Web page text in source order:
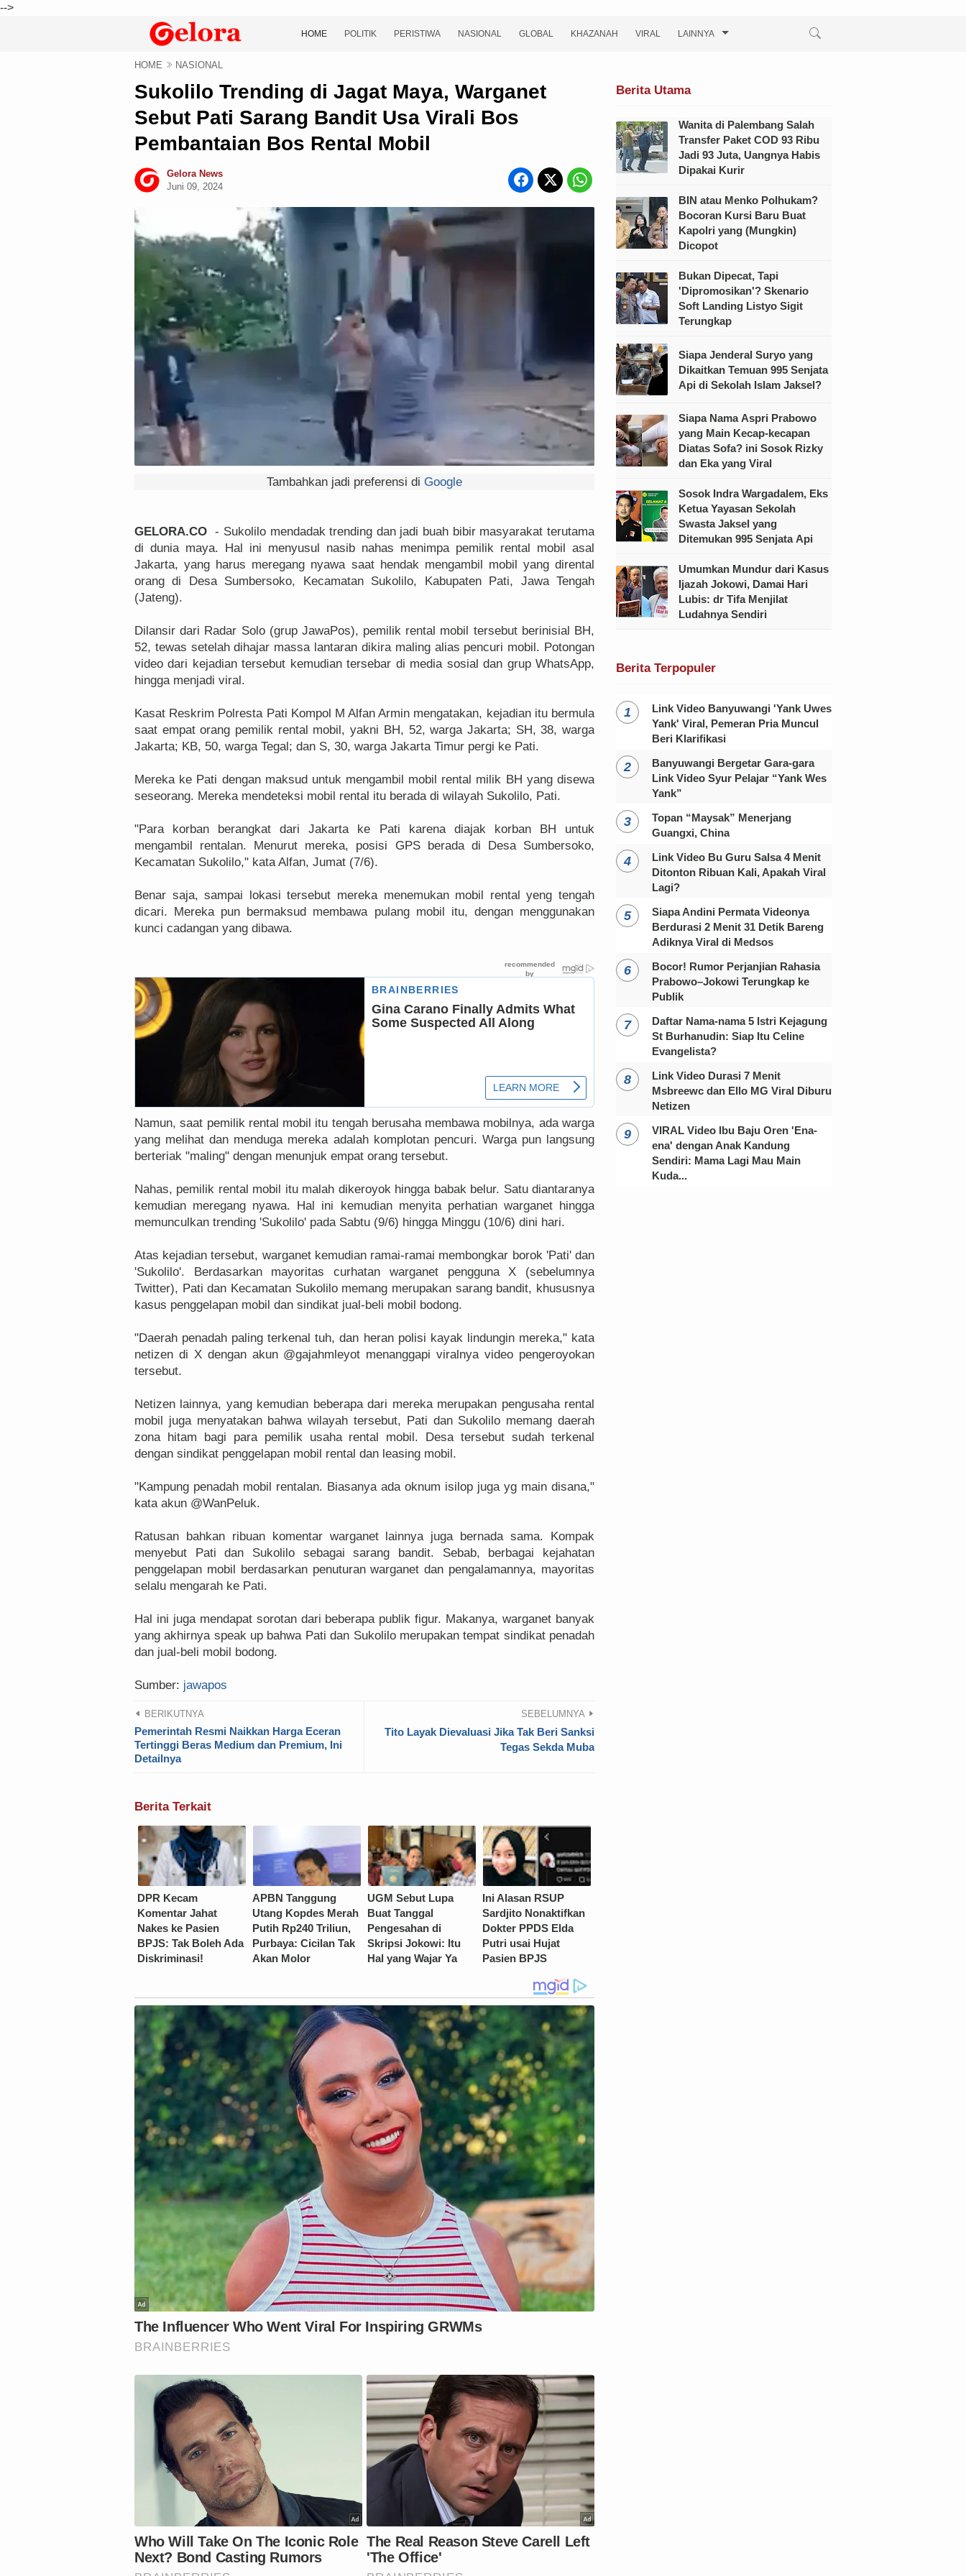
-->
HOME POLITIK PERISTIWA NASIONAL GLOBAL KHAZANAH VIRAL LAINNYA
HOME NASIONAL
Sukolilo Trending di Jagat Maya, Warganet
Sebut Pati Sarang Bandit Usa Virali Bos
Pembantaian Bos Rental Mobil
Gelora News
Juni 09, 2024
Tambahkan jadi preferensi di Google
GELORA.CO - Sukolilo mendadak trending dan jadi buah bibir masyarakat terutama
di dunia maya. Hal ini menyusul nasib nahas menimpa pemilik rental mobil asal
Jakarta, yang harus meregang nyawa saat hendak mengambil mobil yang dirental
orang di Desa Sumbersoko, Kecamatan Sukolilo, Kabupaten Pati, Jawa Tengah
(Jateng).
Dilansir dari Radar Solo (grup JawaPos), pemilik rental mobil tersebut berinisial BH,
52, tewas setelah dihajar massa lantaran dikira maling alias pencuri mobil. Potongan
video dari kejadian tersebut kemudian tersebar di media sosial dan grup WhatsApp,
hingga menjadi viral.
Kasat Reskrim Polresta Pati Kompol M Alfan Armin mengatakan, kejadian itu bermula
saat empat orang pemilik rental mobil, yakni BH, 52, warga Jakarta; SH, 38, warga
Jakarta; KB, 50, warga Tegal; dan S, 30, warga Jakarta Timur pergi ke Pati.
Mereka ke Pati dengan maksud untuk mengambil mobil rental milik BH yang disewa
seseorang. Mereka mendeteksi mobil rental itu berada di wilayah Sukolilo, Pati.
"Para korban berangkat dari Jakarta ke Pati karena diajak korban BH untuk
mengambil rentalan. Menurut mereka, posisi GPS berada di Desa Sumbersoko,
Kecamatan Sukolilo," kata Alfan, Jumat (7/6).
Benar saja, sampai lokasi tersebut mereka menemukan mobil rental yeng tengah
dicari. Mereka pun bermaksud membawa pulang mobil itu, dengan menggunakan
kunci cadangan yang dibawa.
Namun, saat pemilik rental mobil itu tengah berusaha membawa mobilnya, ada warga
yang melihat dan menduga mereka adalah komplotan pencuri. Warga pun langsung
berteriak "maling" dengan menunjuk empat orang tersebut.
Nahas, pemilik rental mobil itu malah dikeroyok hingga babak belur. Satu diantaranya
kemudian meregang nyawa. Hal ini kemudian menyita perhatian warganet hingga
memunculkan trending 'Sukolilo' pada Sabtu (9/6) hingga Minggu (10/6) dini hari.
Atas kejadian tersebut, warganet kemudian ramai-ramai membongkar borok 'Pati' dan
'Sukolilo'. Berdasarkan mayoritas curhatan warganet pengguna X (sebelumnya
Twitter), Pati dan Kecamatan Sukolilo memang merupakan sarang bandit, khususnya
kasus penggelapan mobil dan sindikat jual-beli mobil bodong.
"Daerah penadah paling terkenal tuh, dan heran polisi kayak lindungin mereka," kata
netizen di X dengan akun @gajahmleyot menanggapi viralnya video pengeroyokan
tersebut.
Netizen lainnya, yang kemudian beberapa dari mereka merupakan pengusaha rental
mobil juga menyatakan bahwa wilayah tersebut, Pati dan Sukolilo memang daerah
zona hitam bagi para pemilik usaha rental mobil. Desa tersebut sudah terkenal
dengan sindikat penggelapan mobil rental dan leasing mobil.
"Kampung penadah mobil rentalan. Biasanya ada oknum isilop juga yg main disana,"
kata akun @WanPeluk.
Ratusan bahkan ribuan komentar warganet lainnya juga bernada sama. Kompak
menyebut Pati dan Sukolilo sebagai sarang bandit. Sebab, berbagai kejahatan
penggelapan mobil berdasarkan penuturan warganet dan pengalamannya, mayoritas
selalu mengarah ke Pati.
Hal ini juga mendapat sorotan dari beberapa publik figur. Makanya, warganet banyak
yang akhirnya speak up bahwa Pati dan Sukolilo merupakan tempat sindikat penadah
dan jual-beli mobil bodong.
Sumber: jawapos
BERIKUTNYA
Pemerintah Resmi Naikkan Harga Eceran
Tertinggi Beras Medium dan Premium, Ini
Detailnya
SEBELUMNYA
Tito Layak Dievaluasi Jika Tak Beri Sanksi
Tegas Sekda Muba
Berita Terkait
DPR Kecam
Komentar Jahat
Nakes ke Pasien
BPJS: Tak Boleh Ada
Diskriminasi!
APBN Tanggung
Utang Kopdes Merah
Putih Rp240 Triliun,
Purbaya: Cicilan Tak
Akan Molor
UGM Sebut Lupa
Buat Tanggal
Pengesahan di
Skripsi Jokowi: Itu
Hal yang Wajar Ya
Ini Alasan RSUP
Sardjito Nonaktifkan
Dokter PPDS Elda
Putri usai Hujat
Pasien BPJS
Berita Utama
Wanita di Palembang Salah
Transfer Paket COD 93 Ribu
Jadi 93 Juta, Uangnya Habis
Dipakai Kurir
BIN atau Menko Polhukam?
Bocoran Kursi Baru Buat
Kapolri yang (Mungkin)
Dicopot
Bukan Dipecat, Tapi
'Dipromosikan'? Skenario
Soft Landing Listyo Sigit
Terungkap
Siapa Jenderal Suryo yang
Dikaitkan Temuan 995 Senjata
Api di Sekolah Islam Jaksel?
Siapa Nama Aspri Prabowo
yang Main Kecap-kecapan
Diatas Sofa? ini Sosok Rizky
dan Eka yang Viral
Sosok Indra Wargadalem, Eks
Ketua Yayasan Sekolah
Swasta Jaksel yang
Ditemukan 995 Senjata Api
Umumkan Mundur dari Kasus
Ijazah Jokowi, Damai Hari
Lubis: dr Tifa Menjilat
Ludahnya Sendiri
Berita Terpopuler
Link Video Banyuwangi 'Yank Uwes
Yank' Viral, Pemeran Pria Muncul
Beri Klarifikasi
Banyuwangi Bergetar Gara-gara
Link Video Syur Pelajar “Yank Wes
Yank”
Topan “Maysak” Menerjang
Guangxi, China
Link Video Bu Guru Salsa 4 Menit
Ditonton Ribuan Kali, Apakah Viral
Lagi?
Siapa Andini Permata Videonya
Berdurasi 2 Menit 31 Detik Bareng
Adiknya Viral di Medsos
Bocor! Rumor Perjanjian Rahasia
Prabowo–Jokowi Terungkap ke
Publik
Daftar Nama-nama 5 Istri Kejagung
St Burhanudin: Siap Itu Celine
Evangelista?
Link Video Durasi 7 Menit
Msbreewc dan Ello MG Viral Diburu
Netizen
VIRAL Video Ibu Baju Oren 'Ena-
ena' dengan Anak Kandung
Sendiri: Mama Lagi Mau Main
Kuda...